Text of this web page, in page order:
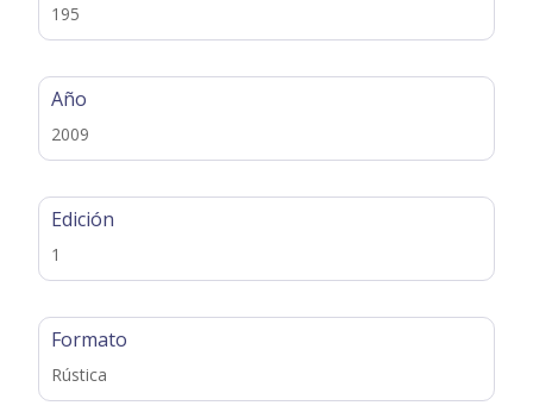
195
Año
2009
Edición
1
Formato
Rústica